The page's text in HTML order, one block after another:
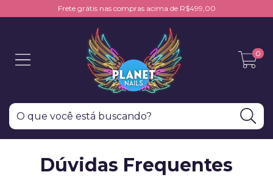
Frete grátis nas compras acima de R$499,00
0
Dúvidas Frequentes